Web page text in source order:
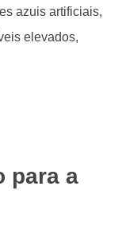
azuis artificiais,
elevados,
para a